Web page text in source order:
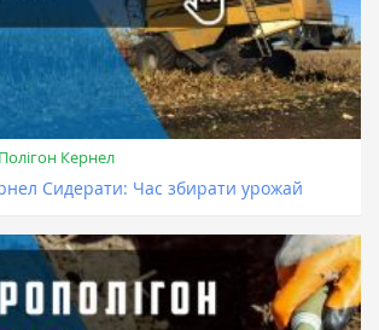
Кернел
Сидерати: Час збирати урожай